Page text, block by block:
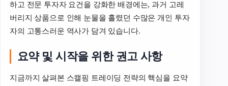
하고 전문 투자자 요건을 강화한 배경에는, 과거 고레
버리지 상품으로 인해 눈물을 흘렸던 수많은 개인 투자
자의 고통스러운 역사가 담겨 있습니다.
요약 및 시작을 위한 권고 사항
지금까지 살펴본 스캘핑 트레이딩 전략의 핵심을 요약